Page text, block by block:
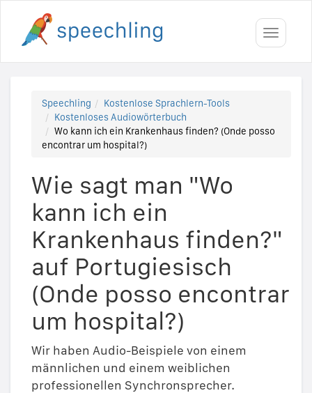
Toggle
Speechling
Kostenlose Sprachlern-Tools
Kostenloses Audiowörterbuch
Wo kann ich ein Krankenhaus finden? (Onde posso
encontrar um hospital?)
Wie sagt man "Wo
kann ich ein
Krankenhaus finden?"
auf Portugiesisch
(Onde posso encontrar
um hospital?)
Wir haben Audio-Beispiele von einem
männlichen und einem weiblichen
professionellen Synchronsprecher.